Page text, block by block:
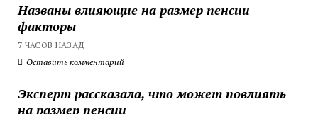
Названы влияющие на размер пенсии
факторы
7 ЧАСОВ НАЗАД
Оставить комментарий
Эксперт рассказала, что может повлиять
на размер пенсии